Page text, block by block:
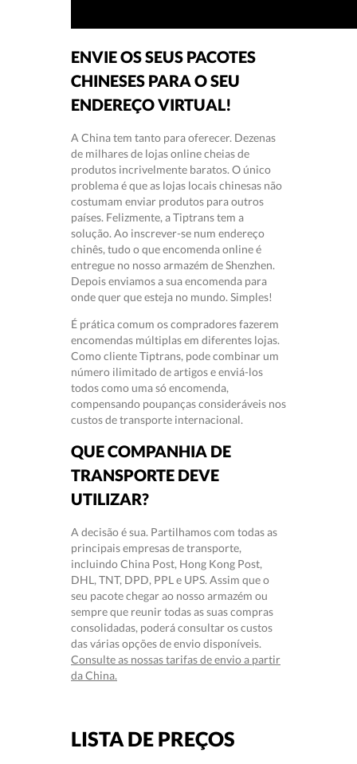
ENVIE OS SEUS PACOTES
CHINESES PARA O SEU
ENDEREÇO VIRTUAL!
A China tem tanto para oferecer. Dezenas
de milhares de lojas online cheias de
produtos incrivelmente baratos. O único
problema é que as lojas locais chinesas não
costumam enviar produtos para outros
países. Felizmente, a Tiptrans tem a
solução. Ao inscrever-se num endereço
chinês, tudo o que encomenda online é
entregue no nosso armazém de Shenzhen.
Depois enviamos a sua encomenda para
onde quer que esteja no mundo. Simples!
É prática comum os compradores fazerem
encomendas múltiplas em diferentes lojas.
Como cliente Tiptrans, pode combinar um
número ilimitado de artigos e enviá-los
todos como uma só encomenda,
compensando poupanças consideráveis nos
custos de transporte internacional.
QUE COMPANHIA DE
TRANSPORTE DEVE
UTILIZAR?
A decisão é sua. Partilhamos com todas as
principais empresas de transporte,
incluindo China Post, Hong Kong Post,
DHL, TNT, DPD, PPL e UPS. Assim que o
seu pacote chegar ao nosso armazém ou
sempre que reunir todas as suas compras
consolidadas, poderá consultar os custos
das várias opções de envio disponíveis.
Consulte as nossas tarifas de envio a partir
da China.
LISTA DE PREÇOS